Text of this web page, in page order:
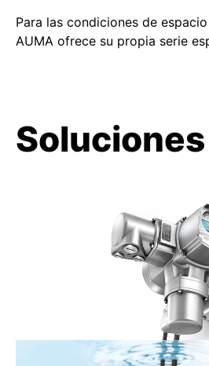
Para las condiciones de
AUMA ofrece su propia serie